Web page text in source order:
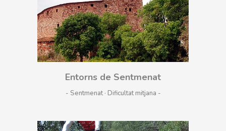
Entorns de Sentmenat
- Sentmenat · Dificultat mitjana